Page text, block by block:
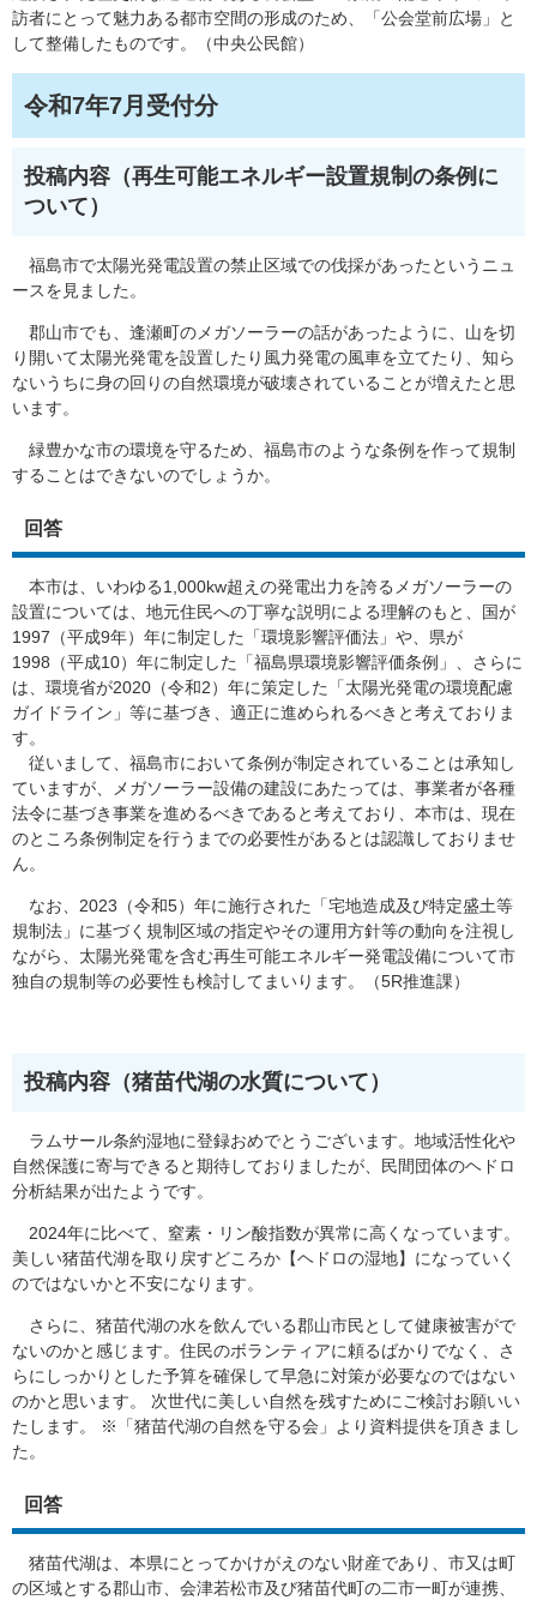
訪者にとって魅力ある都市空間の形成のため、「公会堂前広場」と
して整備したものです。（中央公民館）
令和7年7月受付分
投稿内容（再生可能エネルギー設置規制の条例に
ついて​）
福島市で太陽光発電設置の禁止区域での伐採があったというニュ
ースを見ました。
郡山市でも、逢瀬町のメガソーラーの話があったように、山を切
り開いて太陽光発電を設置したり風力発電の風車を立てたり、知ら
ないうちに身の回りの自然環境が破壊されていることが増えたと思
います。
緑豊かな市の環境を守るため、福島市のような条例を作って規制
することはできないのでしょうか。
回答
本市は、いわゆる1,000kw超えの発電出力を誇るメガソーラーの
設置については、地元住民への丁寧な説明による理解のもと、国が
1997（平成9年）年に制定した「環境影響評価法」や、県が
1998（平成10）年に制定した「福島県環境影響評価条例」、さらに
は、環境省が2020（令和2）年に策定した「太陽光発電の環境配慮
ガイドライン」等に基づき、適正に進められるべきと考えておりま
す。
従いまして、福島市において条例が制定されていることは承知し
ていますが、メガソーラー設備の建設にあたっては、事業者が各種
法令に基づき事業を進めるべきであると考えており、本市は、現在
のところ条例制定を行うまでの必要性があるとは認識しておりませ
ん。
なお、2023（令和5）年に施行された「宅地造成及び特定盛土等
規制法」に基づく規制区域の指定やその運用方針等の動向を注視し
ながら、太陽光発電を含む再生可能エネルギー発電設備について市
独自の規制等の必要性も検討してまいります。（5R推進課）
投稿内容（猪苗代湖の水質について​）
ラムサール条約湿地に登録おめでとうございます。地域活性化や
自然保護に寄与できると期待しておりましたが、民間団体のヘドロ
分析結果が出たようです。
2024年に比べて、窒素・リン酸指数が異常に高くなっています。
美しい猪苗代湖を取り戻すどころか【ヘドロの湿地】になっていく
のではないかと不安になります。
さらに、猪苗代湖の水を飲んでいる郡山市民として健康被害がで
ないのかと感じます。住民のボランティアに頼るばかりでなく、さ
らにしっかりとした予算を確保して早急に対策が必要なのではない
のかと思います。 次世代に美しい自然を残すためにご検討お願いい
たします。 ※「猪苗代湖の自然を守る会」より資料提供を頂きまし
た。
回答
猪苗代湖は、本県にとってかけがえのない財産であり、市又は町
の区域とする郡山市、会津若松市及び猪苗代町の二市一町が連携、